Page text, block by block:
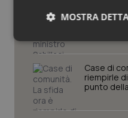
Ulcera & Reflusso
Vaccini
Regione
Schillaci:
Case di
riempirle
punto
MOSTRA
Necessari